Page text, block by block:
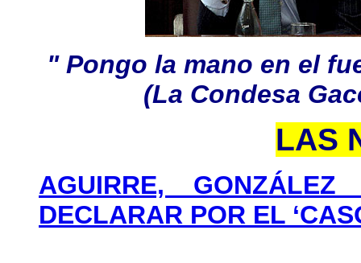
" Pongo la mano en el
(La Condesa
LAS
AGUIRRE,
DECLARAR POR EL